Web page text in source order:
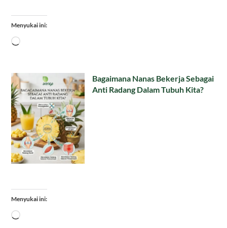
Menyukai ini:
Memuat...
Bagaimana Nanas Bekerja Sebagai
Anti Radang Dalam Tubuh Kita?
Menyukai ini:
Memuat...